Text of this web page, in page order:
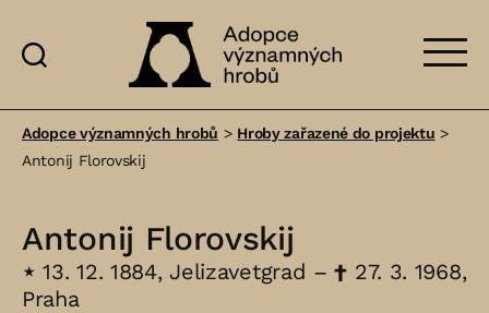
významných
Adopce významných hrobů > Hroby zařazené do projektu >
Antonij Florovskij
Antonij Florovskij
⋆ 13. 12. 1884, Jelizavetgrad –† 27. 3. 1968,
Praha